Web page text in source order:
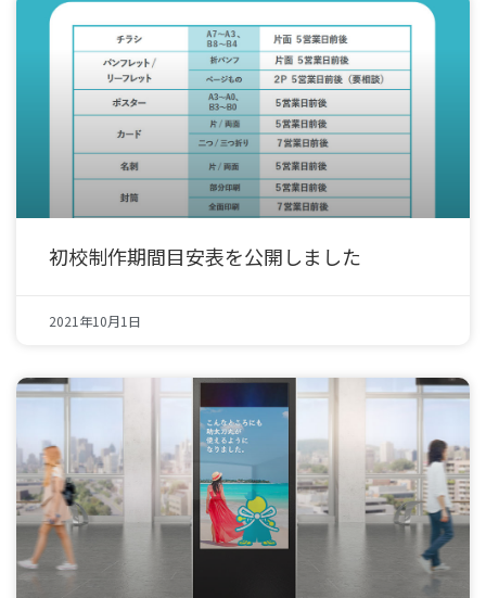
初校制作期間目安表を公開しました
2021年10月1日